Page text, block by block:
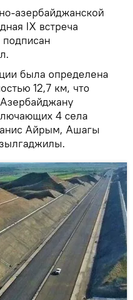
азербайджанской
IX встреча
была определена
12,7 км, что
4 села
Айрым, Ашагы